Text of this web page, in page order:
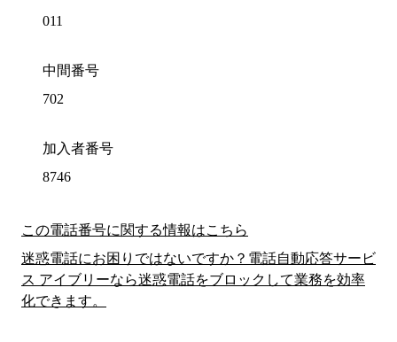
011
中間番号
702
加入者番号
8746
この電話番号に関する情報はこちら
迷惑電話にお困りではないですか？電話自動応答サービ
ス アイブリーなら迷惑電話をブロックして業務を効率
化できます。